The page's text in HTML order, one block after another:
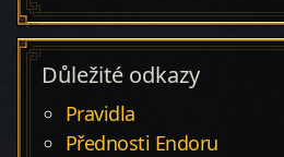
Důležité odkazy
Pravidla
Přednosti Endoru